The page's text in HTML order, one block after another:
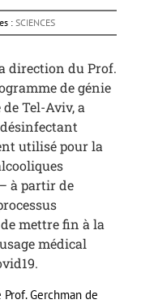
:SCIENCES
direction du Prof.
de génie
Tel-Aviv, a
utilisé pour la
à partir de
mettre fin à la
médical
Gerchman de